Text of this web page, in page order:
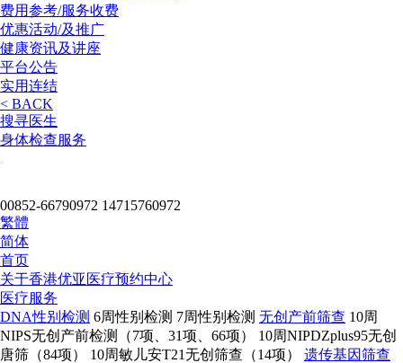
费用参考/服务收费
优惠活动/及推广
健康资讯及讲座
平台公告
实用连结
< BACK
搜寻医生
身体检查服务
00852-66790972 14715760972
繁體
简体
首页
关于香港优亚医疗预约中心
医疗服务
DNA性别检测 6周性别检测 7周性别检测 无创产前筛查 10周
NIPS无创产前检测（7项、31项、66项） 10周NIPDZplus95无创
唐筛（84项）
10周敏儿安T21无创筛查（14项）
遗传基因筛查